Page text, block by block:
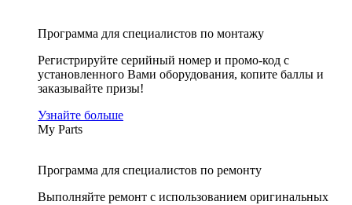
Программа для специалистов по монтажу
Регистрируйте серийный номер и промо-код с
установленного Вами оборудования, копите баллы и
заказывайте призы!
Узнайте больше
My Parts
Программа для специалистов по ремонту
Выполняйте ремонт с использованием оригинальных